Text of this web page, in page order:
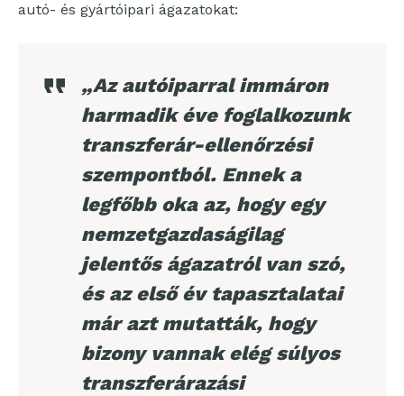
autó- és gyártóipari ágazatokat:
„Az autóiparral immáron
harmadik éve foglalkozunk
transzferár-ellenőrzési
szempontból. Ennek a
legfőbb oka az, hogy egy
nemzetgazdaságilag
jelentős ágazatról van szó,
és az első év tapasztalatai
már azt mutatták, hogy
bizony vannak elég súlyos
transzferárazási